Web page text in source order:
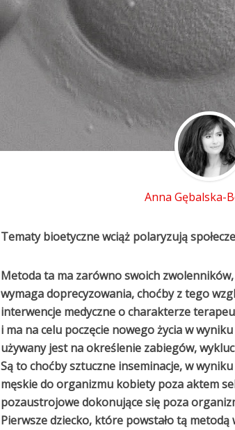
Anna Gębalska-
Tematy bioetyczne wciąż polaryzują
Metoda ta ma zarówno swoich
wymaga doprecyzowania, choćby z tego
interwencje medyczne o charakterze
i ma na celu poczęcie nowego życia w
używany jest na określenie zabiegów,
Są to choćby sztuczne inseminacje, w
męskie do organizmu kobiety poza aktem
pozaustrojowe dokonujące się poza
Pierwsze dziecko, które powstało tą metodą